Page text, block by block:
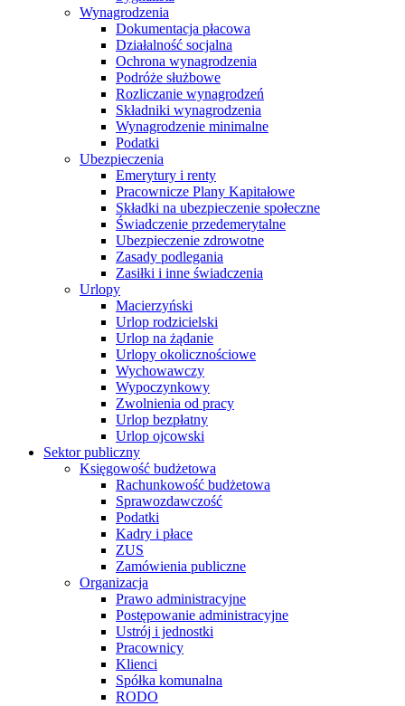
Wynagrodzenia
Dokumentacja płacowa
Działalność socjalna
Ochrona wynagrodzenia
Podróże służbowe
Rozliczanie wynagrodzeń
Składniki wynagrodzenia
Wynagrodzenie minimalne
Podatki
Ubezpieczenia
Emerytury i renty
Pracownicze Plany Kapitałowe
Składki na ubezpieczenie społeczne
Świadczenie przedemerytalne
Ubezpieczenie zdrowotne
Zasady podlegania
Zasiłki i inne świadczenia
Urlopy
Macierzyński
Urlop rodzicielski
Urlop na żądanie
Urlopy okolicznościowe
Wychowawczy
Wypoczynkowy
Zwolnienia od pracy
Urlop bezpłatny
Urlop ojcowski
Sektor publiczny
Księgowość budżetowa
Rachunkowość budżetowa
Sprawozdawczość
Podatki
Kadry i płace
ZUS
Zamówienia publiczne
Organizacja
Prawo administracyjne
Postępowanie administracyjne
Ustrój i jednostki
Pracownicy
Klienci
Spółka komunalna
RODO